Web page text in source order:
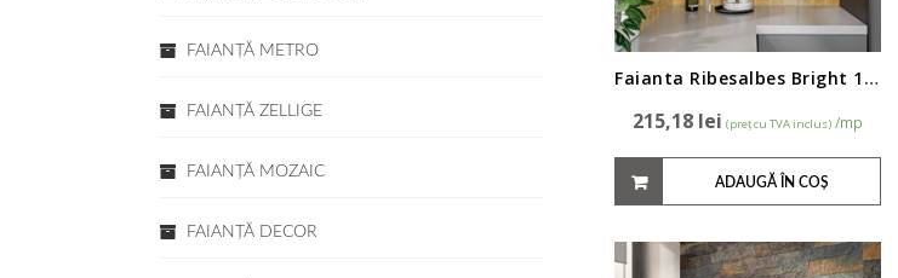
Faianta Ribesalbes Bright 10x20cm (precorte)
215,18 lei (preț cu TVA inclus) /mp
ADAUGĂ ÎN COȘ
FAIANŢĂ METRO
FAIANŢĂ ZELLIGE
FAIANŢĂ MOZAIC
FAIANŢĂ DECOR